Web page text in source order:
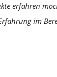
erfahren
im